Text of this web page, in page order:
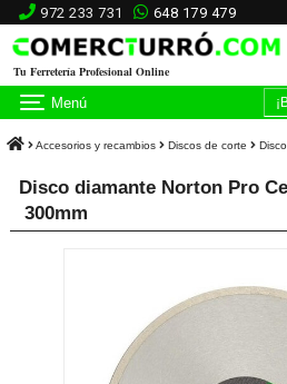
972 233 731 648 179 479
Tu Ferretería Profesional Online
Menú
Accesorios y recambios Discos de corte
Disco diamante Norton Pro
300mm